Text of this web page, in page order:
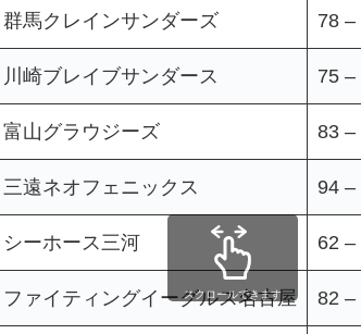
群馬クレインサンダーズ 78 –
川崎ブレイブサンダース 75 –
富山グラウジーズ 83 –
三遠ネオフェニックス 94 –
シーホース三河 62 –
ファイティングイーグルス名古屋 82 –
スクロールできます